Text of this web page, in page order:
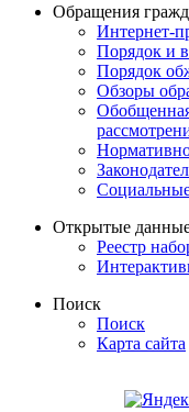
Обращения
Интернет-
Порядок и
Порядок
Обзоры
Открытые
Реестр
Поиск
Поиск
Карта сайта